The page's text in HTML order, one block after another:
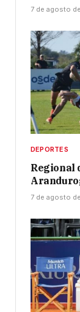
7 de agosto
DEPORTES
Regional
7 de agosto